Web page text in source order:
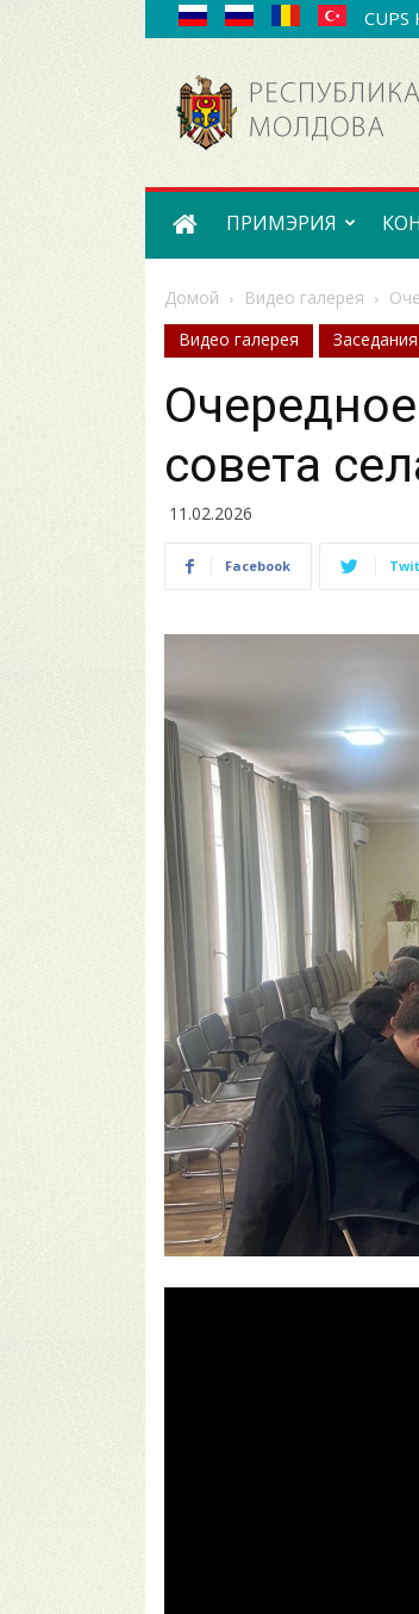
села
Конгаз
ПРИМЭРИЯ
Домой Видео галерея
Видео галерея
совета
11.02.2026
Facebook